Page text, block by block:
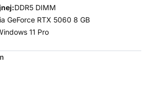
DDR5 DIMM
GeForce RTX 5060 8 GB
11 Pro